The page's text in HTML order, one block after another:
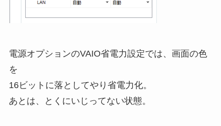
電源オプションのVAIO省電力設定では、画面の色
を
16ビットに落としてやり省電力化。
あとは、とくにいじってない状態。